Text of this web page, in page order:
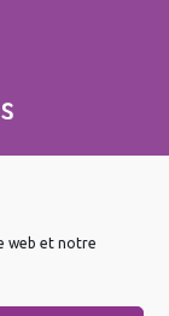
web et notre